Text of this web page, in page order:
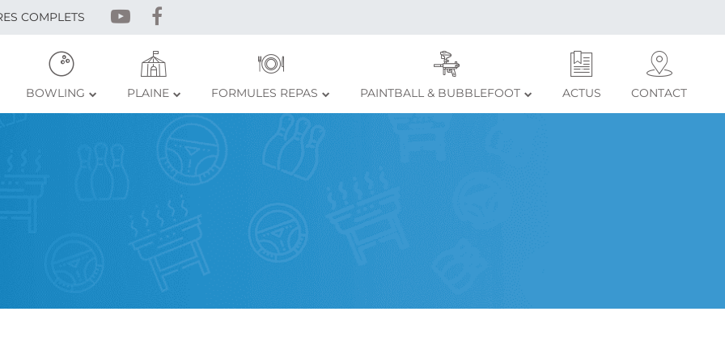
COMPLETS
BOWLING PLAINE FORMULES REPAS PAINTBALL & BUBBLEFOOT ACTUS CONTACT